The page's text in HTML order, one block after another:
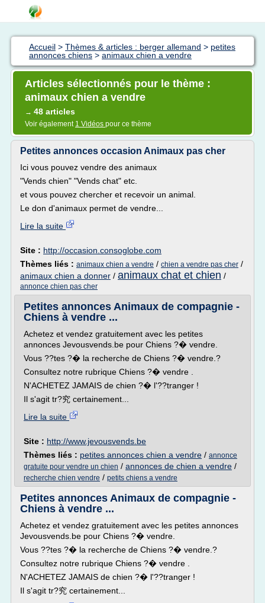
Accueil > Thèmes & articles : berger allemand > petites
annonces chiens > animaux chien a vendre
Articles sélectionnés pour le thème :
animaux chien a vendre
→ 48 articles
Voir également 1 Vidéos pour ce thème
Petites annonces occasion Animaux pas cher
Ici vous pouvez vendre des animaux
"Vends chien" "Vends chat" etc.
et vous pouvez chercher et recevoir un animal.
Le don d'animaux permet de vendre...
Lire la suite
Site : http://occasion.consoglobe.com
Thèmes liés : animaux chien a vendre / chien a vendre pas cher /
animaux chien a donner / animaux chat et chien /
annonce chien pas cher
Petites annonces Animaux de compagnie -
Chiens à vendre ...
Achetez et vendez gratuitement avec les petites
annonces Jevousvends.be pour Chiens ?� vendre.
Vous ??tes ?� la recherche de Chiens ?� vendre.?
Consultez notre rubrique Chiens ?� vendre .
N'ACHETEZ JAMAIS de chien ?� l'??tranger !
Il s'agit tr?究 certainement...
Lire la suite
Site : http://www.jevousvends.be
Thèmes liés : petites annonces chien a vendre / annonce
gratuite pour vendre un chien / annonces de chien a vendre /
recherche chien vendre / petits chiens a vendre
Petites annonces Animaux de compagnie -
Chiens à vendre ...
Achetez et vendez gratuitement avec les petites annonces
Jevousvends.be pour Chiens ?� vendre.
Vous ??tes ?� la recherche de Chiens ?� vendre.?
Consultez notre rubrique Chiens ?� vendre .
N'ACHETEZ JAMAIS de chien ?� l'??tranger !
Il s'agit tr?究 certainement...